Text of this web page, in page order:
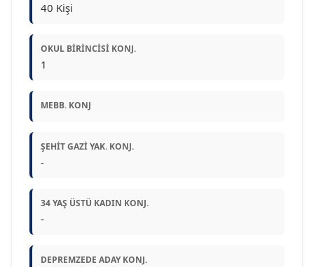
40 Kişi
OKUL BIRINCISI KONJ.
1
MEBB. KONJ
ŞEHIT GAZI YAK. KONJ.
-
34 YAŞ ÜSTÜ KADIN KONJ.
-
DEPREMZEDE ADAY KONJ.